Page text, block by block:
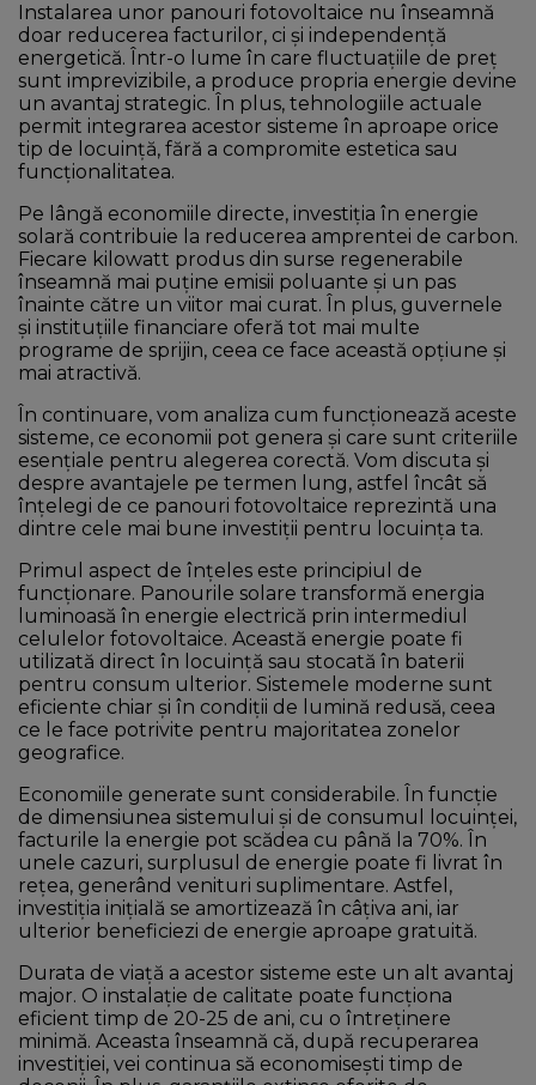
Instalarea unor panouri fotovoltaice nu înseamnă
doar reducerea facturilor, ci și independență
energetică. Într-o lume în care fluctuațiile de preț
sunt imprevizibile, a produce propria energie devine
un avantaj strategic. În plus, tehnologiile actuale
permit integrarea acestor sisteme în aproape orice
tip de locuință, fără a compromite estetica sau
funcționalitatea.
Pe lângă economiile directe, investiția în energie
solară contribuie la reducerea amprentei de carbon.
Fiecare kilowatt produs din surse regenerabile
înseamnă mai puține emisii poluante și un pas
înainte către un viitor mai curat. În plus, guvernele
și instituțiile financiare oferă tot mai multe
programe de sprijin, ceea ce face această opțiune și
mai atractivă.
În continuare, vom analiza cum funcționează aceste
sisteme, ce economii pot genera și care sunt criteriile
esențiale pentru alegerea corectă. Vom discuta și
despre avantajele pe termen lung, astfel încât să
înțelegi de ce panouri fotovoltaice reprezintă una
dintre cele mai bune investiții pentru locuința ta.
Primul aspect de înțeles este principiul de
funcționare. Panourile solare transformă energia
luminoasă în energie electrică prin intermediul
celulelor fotovoltaice. Această energie poate fi
utilizată direct în locuință sau stocată în baterii
pentru consum ulterior. Sistemele moderne sunt
eficiente chiar și în condiții de lumină redusă, ceea
ce le face potrivite pentru majoritatea zonelor
geografice.
Economiile generate sunt considerabile. În funcție
de dimensiunea sistemului și de consumul locuinței,
facturile la energie pot scădea cu până la 70%. În
unele cazuri, surplusul de energie poate fi livrat în
rețea, generând venituri suplimentare. Astfel,
investiția inițială se amortizează în câțiva ani, iar
ulterior beneficiezi de energie aproape gratuită.
Durata de viață a acestor sisteme este un alt avantaj
major. O instalație de calitate poate funcționa
eficient timp de 20-25 de ani, cu o întreținere
minimă. Aceasta înseamnă că, după recuperarea
investiției, vei continua să economisești timp de